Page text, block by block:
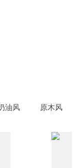
油风 原木风